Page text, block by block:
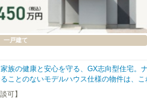
一戸建て
族の健康と安心を守る、GX志向型住宅。
ことのないモデルハウス仕様の物件は、
選ばれる函館の住まい、ハウジング・コ
募集いたします。家族の健康と安心を守
可】